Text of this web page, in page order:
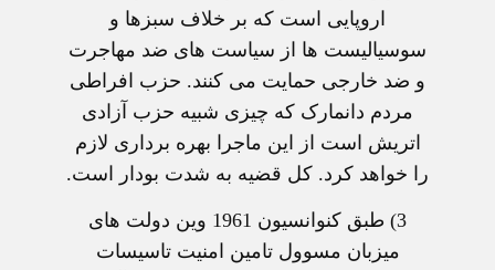
اروپایی است که بر خلاف سبزها و
سوسیالیست ها از سیاست های ضد مهاجرت
و ضد خارجی حمایت می کنند. حزب افراطی
مردم دانمارک که چیزی شبیه حزب آزادی
اتریش است از این ماجرا بهره برداری لازم
را خواهد کرد. کل قضیه به شدت بودار است.
3) طبق کنوانسیون 1961 وین دولت های
میزبان مسوول تامین امنیت تاسیسات